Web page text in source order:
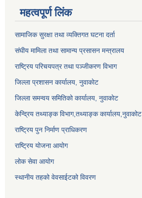
महत्वपूर्ण लिंक
सामाजिक सुरक्षा तथा व्यक्तिगत घटना दर्ता
संघीय मामिला तथा सामान्य प्रसासन मन्त्रालय
राष्ट्रिय परिचयपत्र तथा पञ्जीकरण विभाग
जिल्ला प्रशासन कार्यालय, नुवाकाेट
जिल्ला समन्वय समितिको कार्यालय, नुवाकाेट
केन्द्रिय तथ्याङ्क विभाग,तथ्याङ्क कार्यालय,नुवाकोट
राष्ट्रिय पुन निर्माण प्राधिकरण
राष्ट्रिय योजना आयोग
लोक सेवा आयोग
स्थानीय तहको वेवसाईटको विवरण